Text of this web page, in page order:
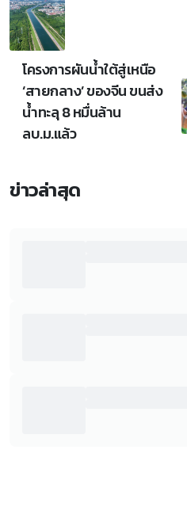
โครงการผันน้ำใต้สู่เหนือ
‘สายกลาง’ ของจีน ขนส่ง
น้ำทะลุ 8 หมื่นล้าน
ลบ.ม.แล้ว
ข่าวล่าสุด